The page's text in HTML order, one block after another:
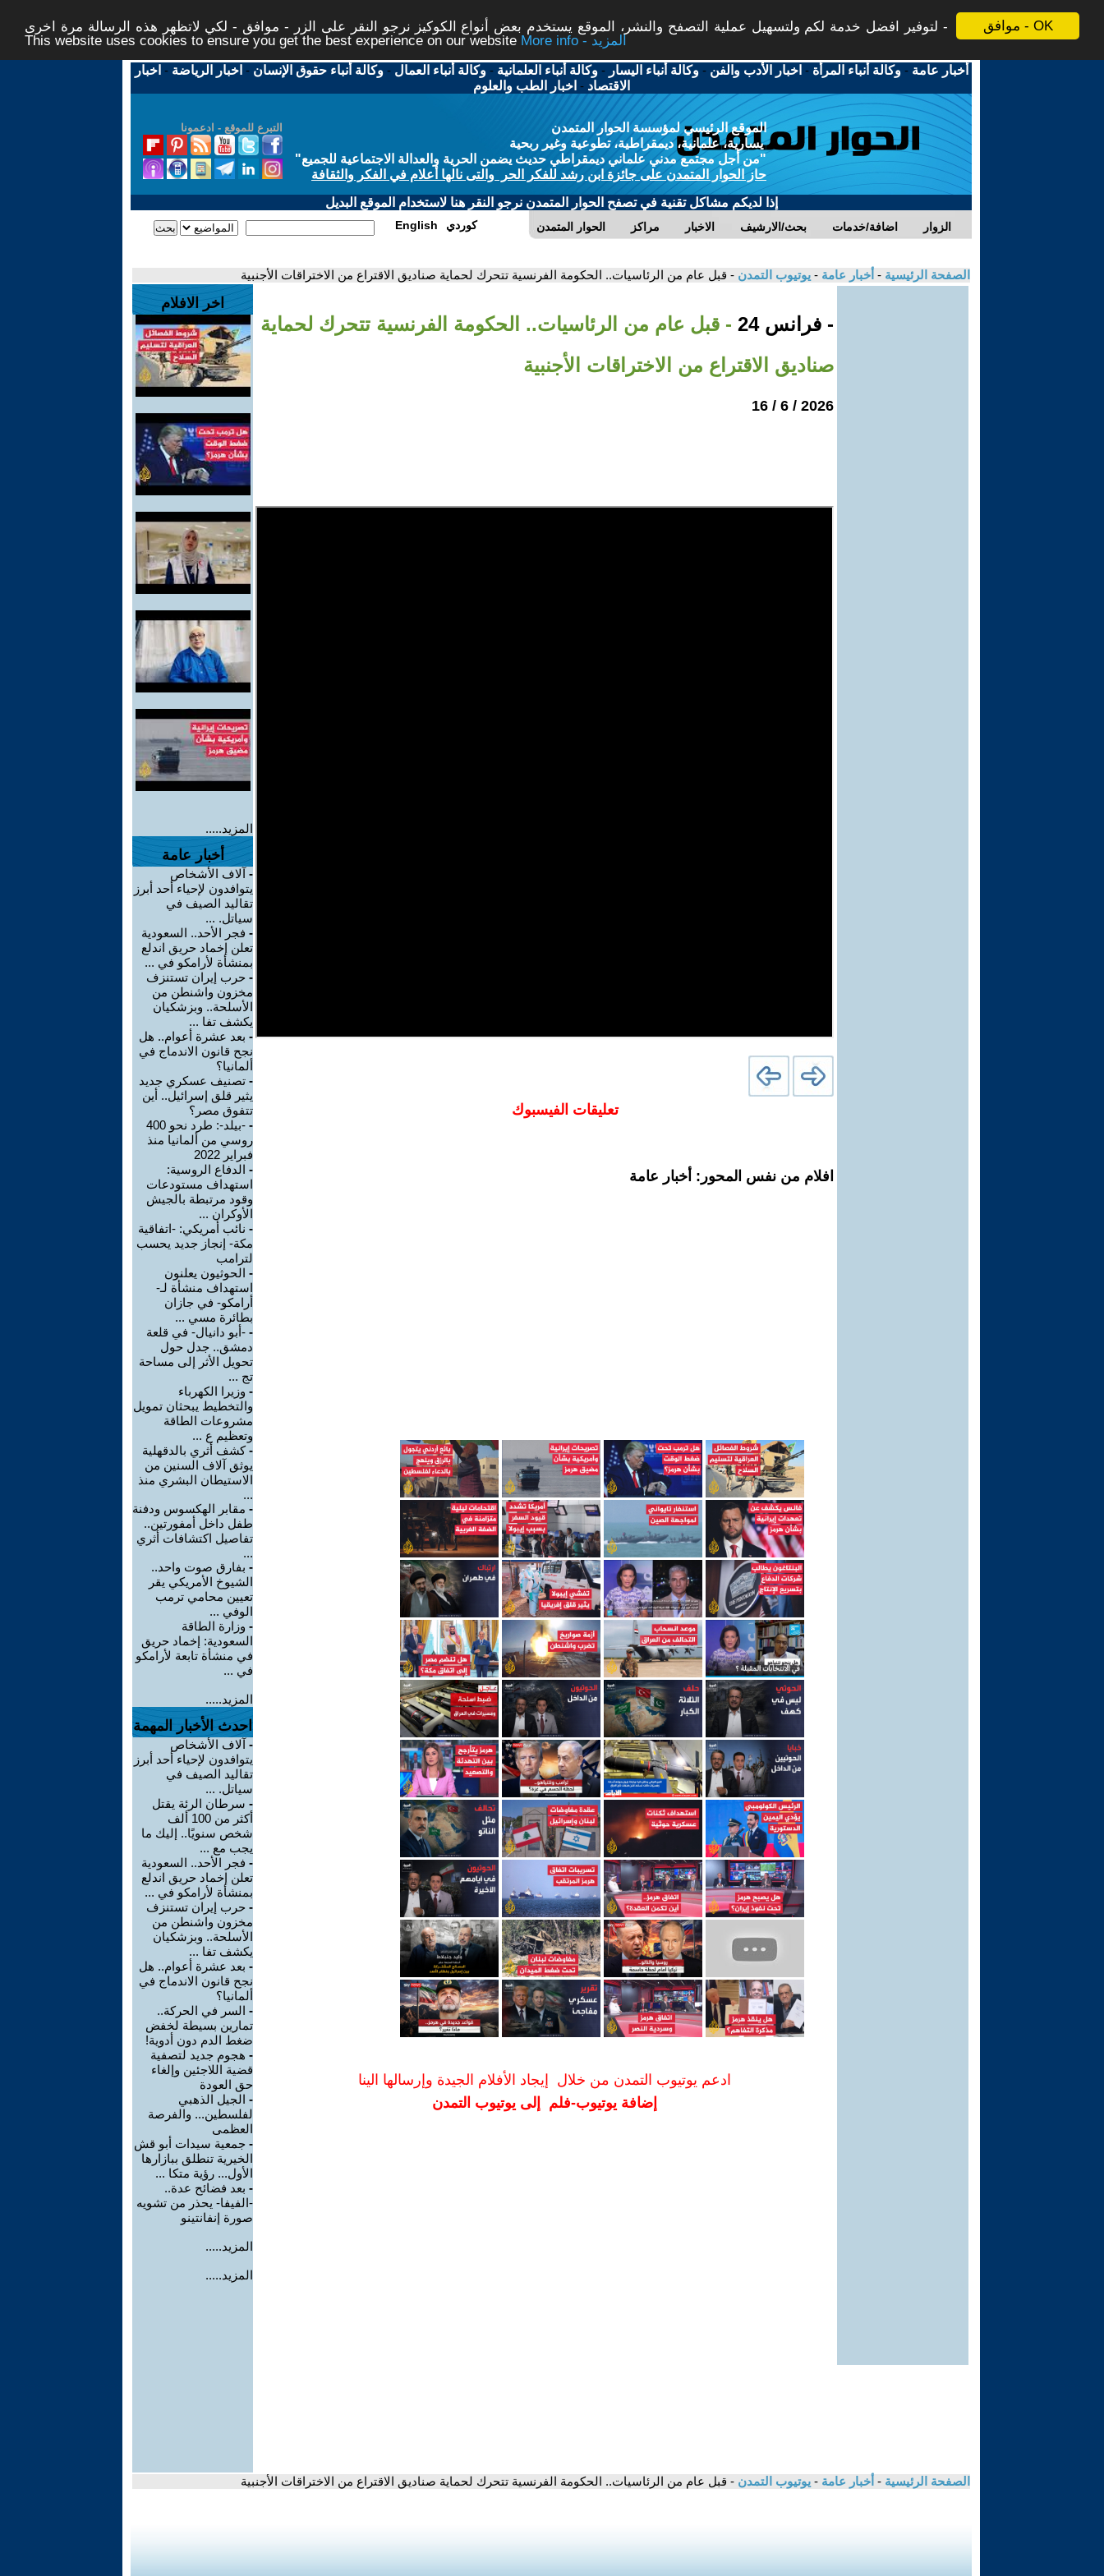
موافق - OK
لتوفير افضل خدمة لكم ولتسهيل عملية التصفح والنشر، الموقع يستخدم بعض أنواع الكوكيز نرجو النقر على الزر - موافق - لكي لاتظهر هذه الرسالة مرة اخرى -
This website uses cookies to ensure you get the best experience on our website
More info - المزيد
أخبار عامة -وكالة أنباء المرأة - اخبار الأدب والفن -وكالة أنباء اليسار -وكالة أنباء العلمانية -وكالة أنباء العمال -وكالة أنباء حقوق الإنسان - اخبار الرياضة - اخبار
الاقتصاد - اخبار الطب والعلوم
التبرع للموقع - ادعمونا
الموقع الرئيسي لمؤسسة الحوار المتمدن
يسارية، علمانية، ديمقراطية، تطوعية وغير ربحية
"من أجل مجتمع مدني علماني ديمقراطي حديث يضمن الحرية والعدالة الاجتماعية للجميع"
حاز الحوار المتمدن على جائزة ابن رشد للفكر الحر والتى نالها أعلام في الفكر والثقافة
إذا لديكم مشاكل تقنية في تصفح الحوار المتمدن نرجو النقر هنا لاستخدام الموقع البديل
الحوار المتمدن مراكز الاخبار بحث/الارشيف اضافة/خدمات الزوار English كوردي
الصفحة الرئيسية - أخبار عامة - يوتيوب التمدن - قبل عام من الرئاسيات.. الحكومة الفرنسية تتحرك لحماية صناديق الاقتراع من الاختراقات الأجنبية
- فرانس 24
- قبل عام من الرئاسيات.. الحكومة الفرنسية تتحرك لحماية
صناديق الاقتراع من الاختراقات الأجنبية
2026 / 6 / 16
تعليقات الفيسبوك
افلام من نفس المحور: أخبار عامة
ادعم يوتيوب التمدن من خلال إيجاد الأفلام الجيدة وإرسالها الينا
إضافة يوتيوب-فلم إلى يوتيوب التمدن
اخر الافلام
المزيد.....
أخبار عامة
- آلاف الأشخاص
يتوافدون لإحياء أحد أبرز
تقاليد الصيف في
سياتل. ...
- فجر الأحد.. السعودية
تعلن إخماد حريق اندلع
بمنشأة لأرامكو في ...
- حرب إيران تستنزف
مخزون واشنطن من
الأسلحة.. وبزشكيان
يكشف تفا ...
- بعد عشرة أعوام.. هل
نجح قانون الاندماج في
ألمانيا؟
- تصنيف عسكري جديد
يثير قلق إسرائيل.. أين
تتفوق مصر؟
-
-بيلد-: طرد نحو 400
روسي من ألمانيا منذ
فبراير 2022
- الدفاع الروسية:
استهداف مستودعات
وقود مرتبطة بالجيش
الأوكران ...
- نائب أمريكي: -اتفاقية
مكة- إنجاز جديد يحسب
لترامب
- الحوثيون يعلنون
استهداف منشأة لـ-
أرامكو- في جازان
بطائرة مسي ...
- -أبو دانيال- في قلعة
دمشق.. جدل حول
تحويل الأثر إلى مساحة
تج ...
- وزيرا الكهرباء
والتخطيط يبحثان تمويل
مشروعات الطاقة
وتعظيم ع ...
-كشف أثري بالدقهلية
يوثق آلاف السنين من
الاستيطان البشري منذ
...
- مقابر الهكسوس ودفنة
طفل داخل أمفورتين..
تفاصيل اكتشافات أثري
...
- بفارق صوت واحد..
الشيوخ الأمريكي يقر
تعيين محامي ترمب
الوفي ...
- وزارة الطاقة
السعودية: إخماد حريق
في منشأة تابعة لأرامكو
في ...
المزيد.....
احدث الأخبار المهمة
- آلاف الأشخاص
يتوافدون لإحياء أحد أبرز
تقاليد الصيف في
سياتل. ...
- سرطان الرئة يقتل
أكثر من 100 ألف
شخص سنويًا.. إليك ما
يجب مع ...
- فجر الأحد.. السعودية
تعلن إخماد حريق اندلع
بمنشأة لأرامكو في ...
- حرب إيران تستنزف
مخزون واشنطن من
الأسلحة.. وبزشكيان
يكشف تفا ...
- بعد عشرة أعوام.. هل
نجح قانون الاندماج في
ألمانيا؟
- السر في الحركة..
تمارين بسيطة لخفض
ضغط الدم دون أدوية!
- هجوم جديد لتصفية
قضية اللاجئين وإلغاء
حق العودة
- الجيل الذهبي
لفلسطين... والفرصة
العظمى
- جمعية سيدات أبو قش
الخيرية تنطلق ببازارها
الأول... رؤية متكا ...
- بعد فضائح عدة..
-الفيفا- يحذر من تشويه
صورة إنفانتينو
المزيد.....
المزيد.....
الصفحة الرئيسية - أخبار عامة - يوتيوب التمدن - قبل عام من الرئاسيات.. الحكومة الفرنسية تتحرك لحماية صناديق الاقتراع من الاختراقات الأجنبية